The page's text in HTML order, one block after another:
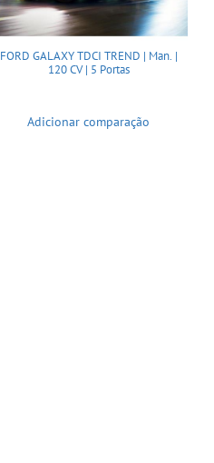
FORD GALAXY TDCI TREND | Man. |
120 CV | 5 Portas
Adicionar comparação